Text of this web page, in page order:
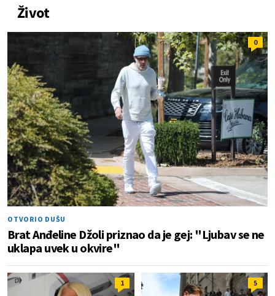
Život
0
OTVORIO DUŠU
Brat Anđeline Džoli priznao da je gej: "Ljubav se ne
uklapa uvek u okvire"
1 5